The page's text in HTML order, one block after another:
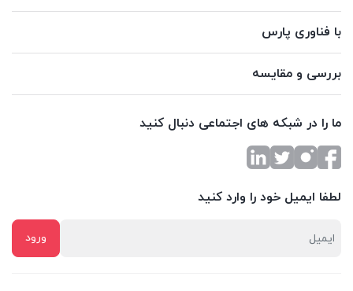
با فناوری پارس
بررسی و مقایسه
ما را در شبکه های اجتماعی دنبال کنید
لطفا ایمیل خود را وارد کنید